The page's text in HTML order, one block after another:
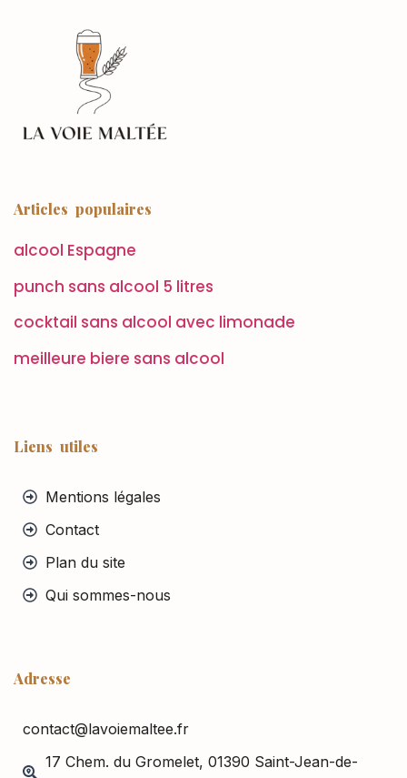
Articles populaires
alcool Espagne
punch sans alcool 5 litres
cocktail sans alcool avec limonade
meilleure biere sans alcool
Liens utiles
Mentions légales
Contact
Plan du site
Qui sommes-nous
Adresse
contact@lavoiemaltee.fr
17 Chem. du Gromelet, 01390 Saint-Jean-de-